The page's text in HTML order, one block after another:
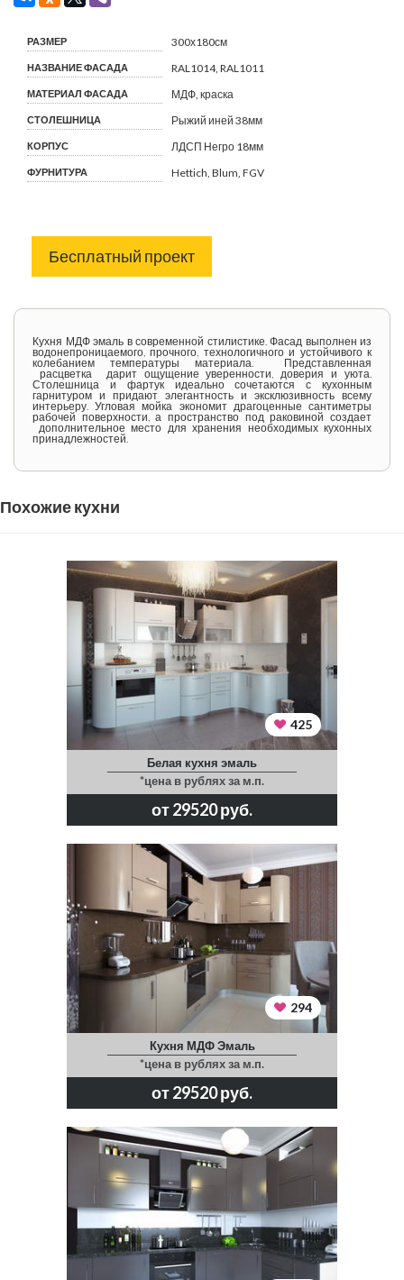
РАЗМЕР 300х180см
НАЗВАНИЕ ФАСАДА RAL1014, RAL1011
МАТЕРИАЛ ФАСАДА МДФ, краска
СТОЛЕШНИЦА Рыжий иней 38мм
КОРПУС ЛДСП Негро 18мм
ФУРНИТУРА Hettich, Blum, FGV
Бесплатный проект
Кухня МДФ эмаль в современной стилистике. Фасад выполнен из
водонепроницаемого, прочного, технологичного и устойчивого к
колебанием температуры материала. Представленная
расцветка дарит ощущение уверенности, доверия и уюта.
Столешница и фартук идеально сочетаются с кухонным
гарнитуром и придают элегантность и эксклюзивность всему
интерьеру. Угловая мойка экономит драгоценные сантиметры
рабочей поверхности, а пространство под раковиной создает
дополнительное место для хранения необходимых кухонных
принадлежностей.
Похожие кухни
425
Белая кухня эмаль
*цена в рублях за м.п.
от 29520 руб.
294
Кухня МДФ Эмаль
*цена в рублях за м.п.
от 29520 руб.